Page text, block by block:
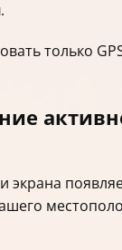
.
только